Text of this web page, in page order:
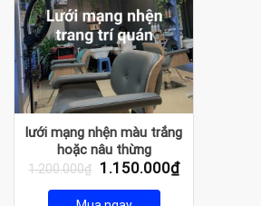
lưới mạng nhện màu trắng
hoặc nâu thừng
1.200.000₫
Giá
là:
1.150.000₫Giá